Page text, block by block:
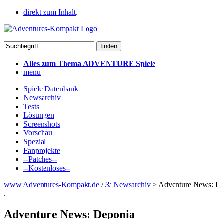
direkt zum Inhalt.
Alles zum Thema ADVENTURE Spiele
menu
Spiele Datenbank
Newsarchiv
Tests
Lösungen
Screenshots
Vorschau
Spezial
Fanprojekte
--Patches--
--Kostenloses--
www.Adventures-Kompakt.de /3: Newsarchiv > Adventure News:
.
Adventure News: Deponia